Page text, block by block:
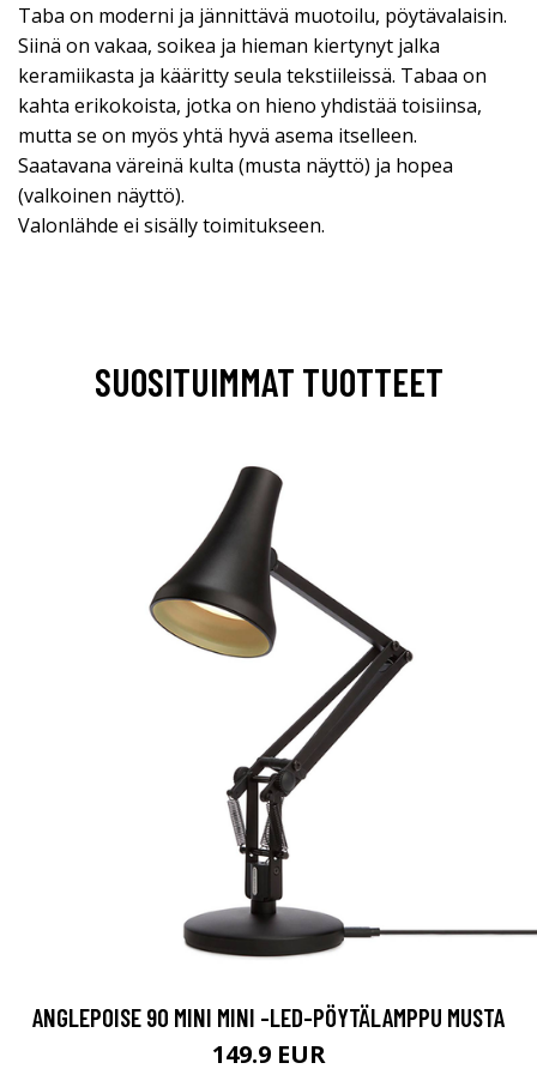
Taba on moderni ja jännittävä muotoilu, pöytävalaisin.
Siinä on vakaa, soikea ja hieman kiertynyt jalka
keramiikasta ja kääritty seula tekstiileissä. Tabaa on
kahta erikokoista, jotka on hieno yhdistää toisiinsa,
mutta se on myös yhtä hyvä asema itselleen.
Saatavana väreinä kulta (musta näyttö) ja hopea
(valkoinen näyttö).
Valonlähde ei sisälly toimitukseen.
SUOSITUIMMAT TUOTTEET
ANGLEPOISE 90 MINI MINI -LED-PÖYTÄLAMPPU MUSTA
149.9 EUR